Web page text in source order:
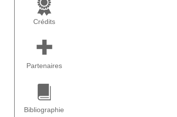
Crédits
Partenaires
Bibliographie